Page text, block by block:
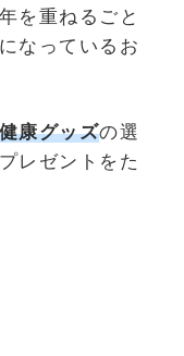
を重ねるごと
なっているお
康グッズの選
レゼントをた